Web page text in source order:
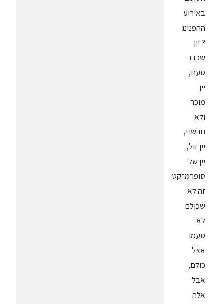
באירוע
ההפנינג
? יין
שכבר
טעם,
יין
מוכר
ולא
חדשני,
יין זול,
יין של
סופרמרקט.
זה לא
שכולם
לא
טעמו
אצל
כולם,
אבל
אלה